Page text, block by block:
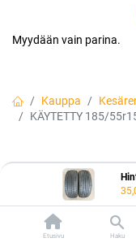
Etusivu Haku
Myydään vain parina.
Kauppa
KÄYTETTY 185/
KÄYTETTY
GreenMax